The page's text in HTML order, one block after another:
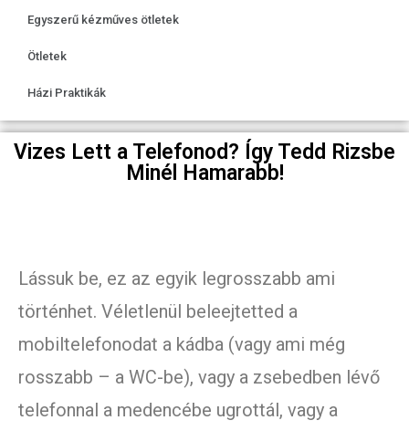
Egyszerű kézműves ötletek
Ötletek
Házi Praktikák
Vizes Lett a Telefonod? Így Tedd Rizsbe
Minél Hamarabb!
Lássuk be, ez az egyik legrosszabb ami
történhet. Véletlenül beleejtetted a
mobiltelefonodat a kádba (vagy ami még
rosszabb – a WC-be), vagy a zsebedben lévő
telefonnal a medencébe ugrottál, vagy a